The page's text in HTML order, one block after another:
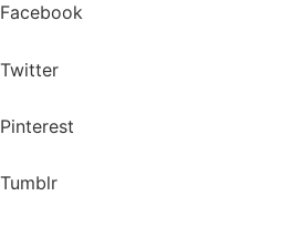
Facebook
Twitter
Pinterest
Tumblr